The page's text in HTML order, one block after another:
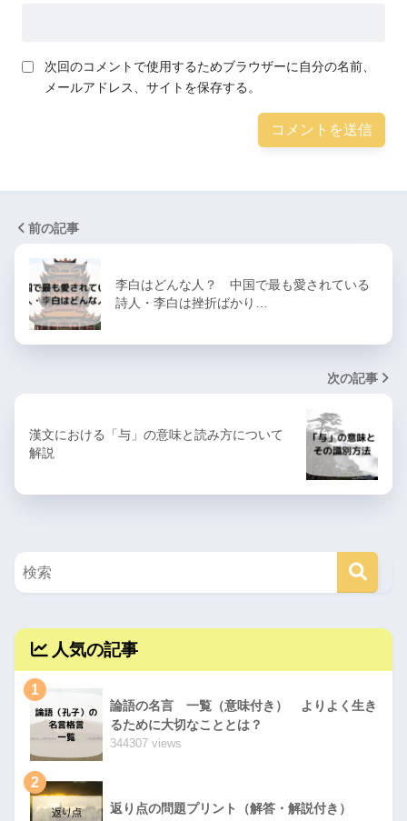
次回のコメントで使用するためブラウザーに自分の名前、
メールアドレス、サイトを保存する。
前の記事
李白はどんな人？ 中国で最も愛されている
詩人・李白は挫折ばかり…
次の記事
漢文における「与」の意味と読み方について
解説
人気の記事
1
論語の名言 一覧（意味付き） よりよく生き
るために大切なこととは？
344307 views
2
返り点の問題プリント（解答・解説付き）